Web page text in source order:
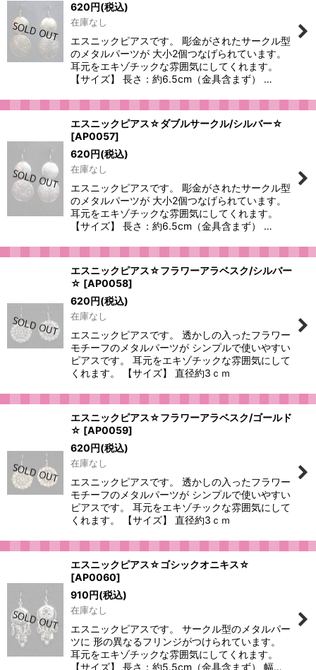
620円(税込)
在庫なし
エスニックピアスです。 彫金がされたサークル型
のメタルパーツが 大小2個つなげられています。
耳元をエキゾチックな雰囲気にしてくれます。
【サイズ】 長さ：約6.5cm（金具含まず） …
エスニックピアス☆ダブルサークル/シルバー☆
[AP0057]
620円(税込)
在庫なし
エスニックピアスです。 彫金がされたサークル型
のメタルパーツが 大小2個つなげられています。
耳元をエキゾチックな雰囲気にしてくれます。
【サイズ】 長さ：約6.5cm（金具含まず） …
エスニックピアス☆フラワーアラベスク/シルバー
☆ [AP0058]
620円(税込)
在庫なし
エスニックピアスです。 透かしの入ったフラワー
モチーフのメタルパーツが シンプルで使いやすい
ピアスです。 耳元をエキゾチックな雰囲気にして
くれます。 【サイズ】 直径約3ｃｍ
エスニックピアス☆フラワーアラベスク/ゴールド
☆ [AP0059]
620円(税込)
在庫なし
エスニックピアスです。 透かしの入ったフラワー
モチーフのメタルパーツが シンプルで使いやすい
ピアスです。 耳元をエキゾチックな雰囲気にして
くれます。 【サイズ】 直径約3ｃｍ
エスニックピアス☆ゴシックオニキス☆
[AP0060]
910円(税込)
在庫なし
エスニックピアスです。 サークル型のメタルパー
ツに 形の異なるフリンジがつけられています。
耳元をエキゾチックな雰囲気にしてくれます。
【サイズ】 長さ：約5.5cm（金具含まず） 幅…